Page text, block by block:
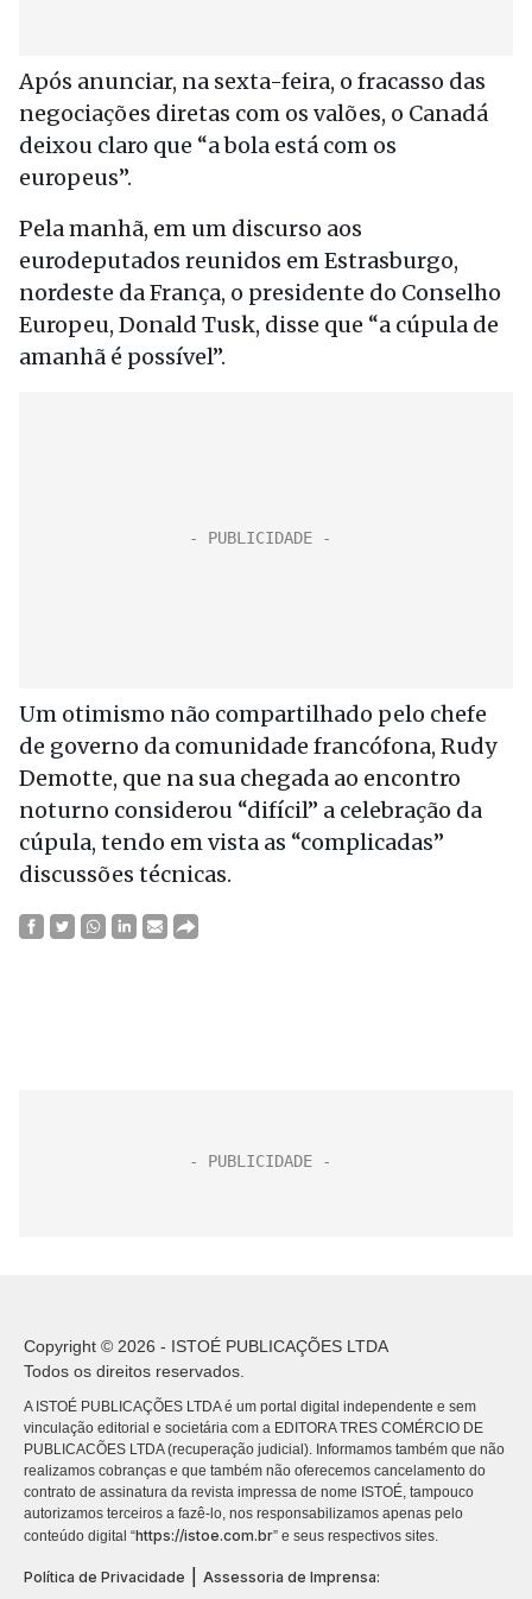
Após anunciar, na sexta-feira, o fracasso das
negociações diretas com os valões, o Canadá
deixou claro que “a bola está com os
europeus”.
Pela manhã, em um discurso aos
eurodeputados reunidos em Estrasburgo,
nordeste da França, o presidente do Conselho
Europeu, Donald Tusk, disse que “a cúpula de
amanhã é possível”.
Um otimismo não compartilhado pelo chefe
de governo da comunidade francófona, Rudy
Demotte, que na sua chegada ao encontro
noturno considerou “difícil” a celebração da
cúpula, tendo em vista as “complicadas”
discussões técnicas.
Copyright © 2026 - ISTOÉ PUBLICAÇÕES LTDA
Todos os direitos reservados.
A ISTOÉ PUBLICAÇÕES LTDA é um portal digital independente e sem
vinculação editorial e societária com a EDITORA TRES COMÉRCIO DE
PUBLICACÕES LTDA (recuperação judicial). Informamos também que não
realizamos cobranças e que também não oferecemos cancelamento do
contrato de assinatura da revista impressa de nome ISTOÉ, tampouco
autorizamos terceiros a fazê-lo, nos responsabilizamos apenas pelo
conteúdo digital “https://istoe.com.br” e seus respectivos sites.
Política de Privacidade Assessoria de Imprensa: